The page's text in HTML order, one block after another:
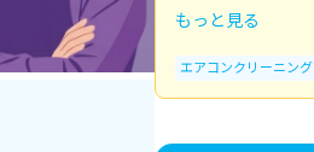
もっと見る
エアコンクリーニング